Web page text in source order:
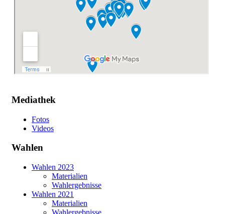
Mediathek
Fotos
Videos
Wahlen
Wahlen 2023
Materialien
Wahlergebnisse
Wahlen 2021
Materialien